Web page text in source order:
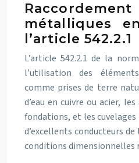
métalliques
l’article 542.2.1
L’article 542.2.1 de la
l’utilisation des
comme prises de terre
d’eau en cuivre ou acier,
fondations, et les
d’excellents conducteurs
conditions dimensionnelles